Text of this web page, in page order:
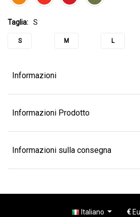
Taglia: S
S M L
Informazioni
Informazioni Prodotto
Informazioni sulla consegna
Italiano €